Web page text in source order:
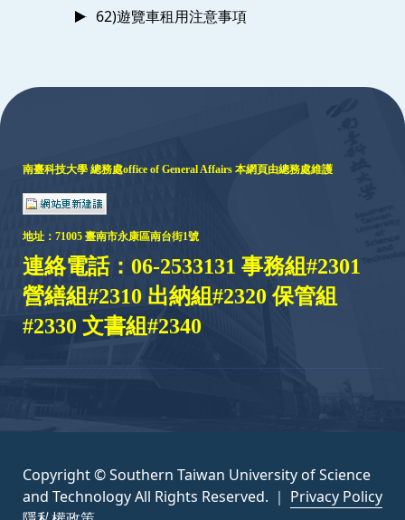
62)遊覽車租用注意事項
南臺科技大學 總務處office of General Affairs 本網頁由總務處維護
地址： 71005 臺南市永康區南台街1號
連絡電話：06-2533131 事務組#2301
營繕組#2310 出納組#2320 保管組
#2330 文書組#2340
Copyright © Southern Taiwan University of Science
and Technology All Rights Reserved. ｜ Privacy Policy